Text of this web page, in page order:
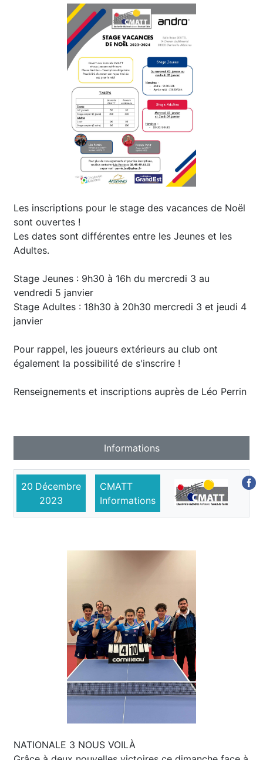
Les inscriptions pour le stage des vacances de Noël
sont ouvertes !
Les dates sont différentes entre les Jeunes et les
Adultes.
Stage Jeunes : 9h30 à 16h du mercredi 3 au
vendredi 5 janvier
Stage Adultes : 18h30 à 20h30 mercredi 3 et jeudi 4
janvier
Pour rappel, les joueurs extérieurs au club ont
également la possibilité de s'inscrire !
Renseignements et inscriptions auprès de Léo Perrin
Informations
20 Décembre
2023
CMATT
Informations
NATIONALE 3 NOUS VOILÀ